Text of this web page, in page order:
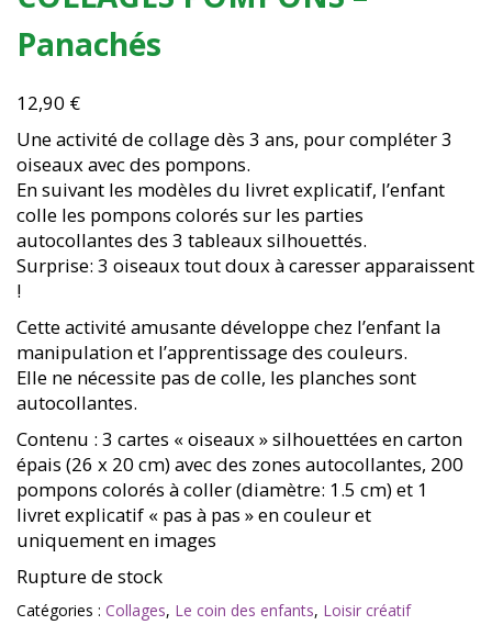
Panachés
12,90 €
Une activité de collage dès 3 ans, pour compléter 3
oiseaux avec des pompons.
En suivant les modèles du livret explicatif, l’enfant
colle les pompons colorés sur les parties
autocollantes des 3 tableaux silhouettés.
Surprise: 3 oiseaux tout doux à caresser apparaissent
!
Cette activité amusante développe chez l’enfant la
manipulation et l’apprentissage des couleurs.
Elle ne nécessite pas de colle, les planches sont
autocollantes.
Contenu : 3 cartes « oiseaux » silhouettées en carton
épais (26 x 20 cm) avec des zones autocollantes, 200
pompons colorés à coller (diamètre: 1.5 cm) et 1
livret explicatif « pas à pas » en couleur et
uniquement en images
Rupture de stock
Catégories : Collages, Le coin des enfants, Loisir créatif